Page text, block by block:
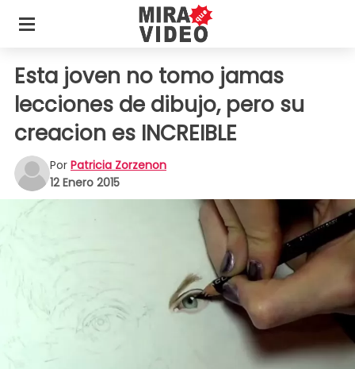
Esta joven no tomo jamas
lecciones de dibujo, pero su
creacion es INCREIBLE
Por Patricia Zorzenon
12 Enero 2015